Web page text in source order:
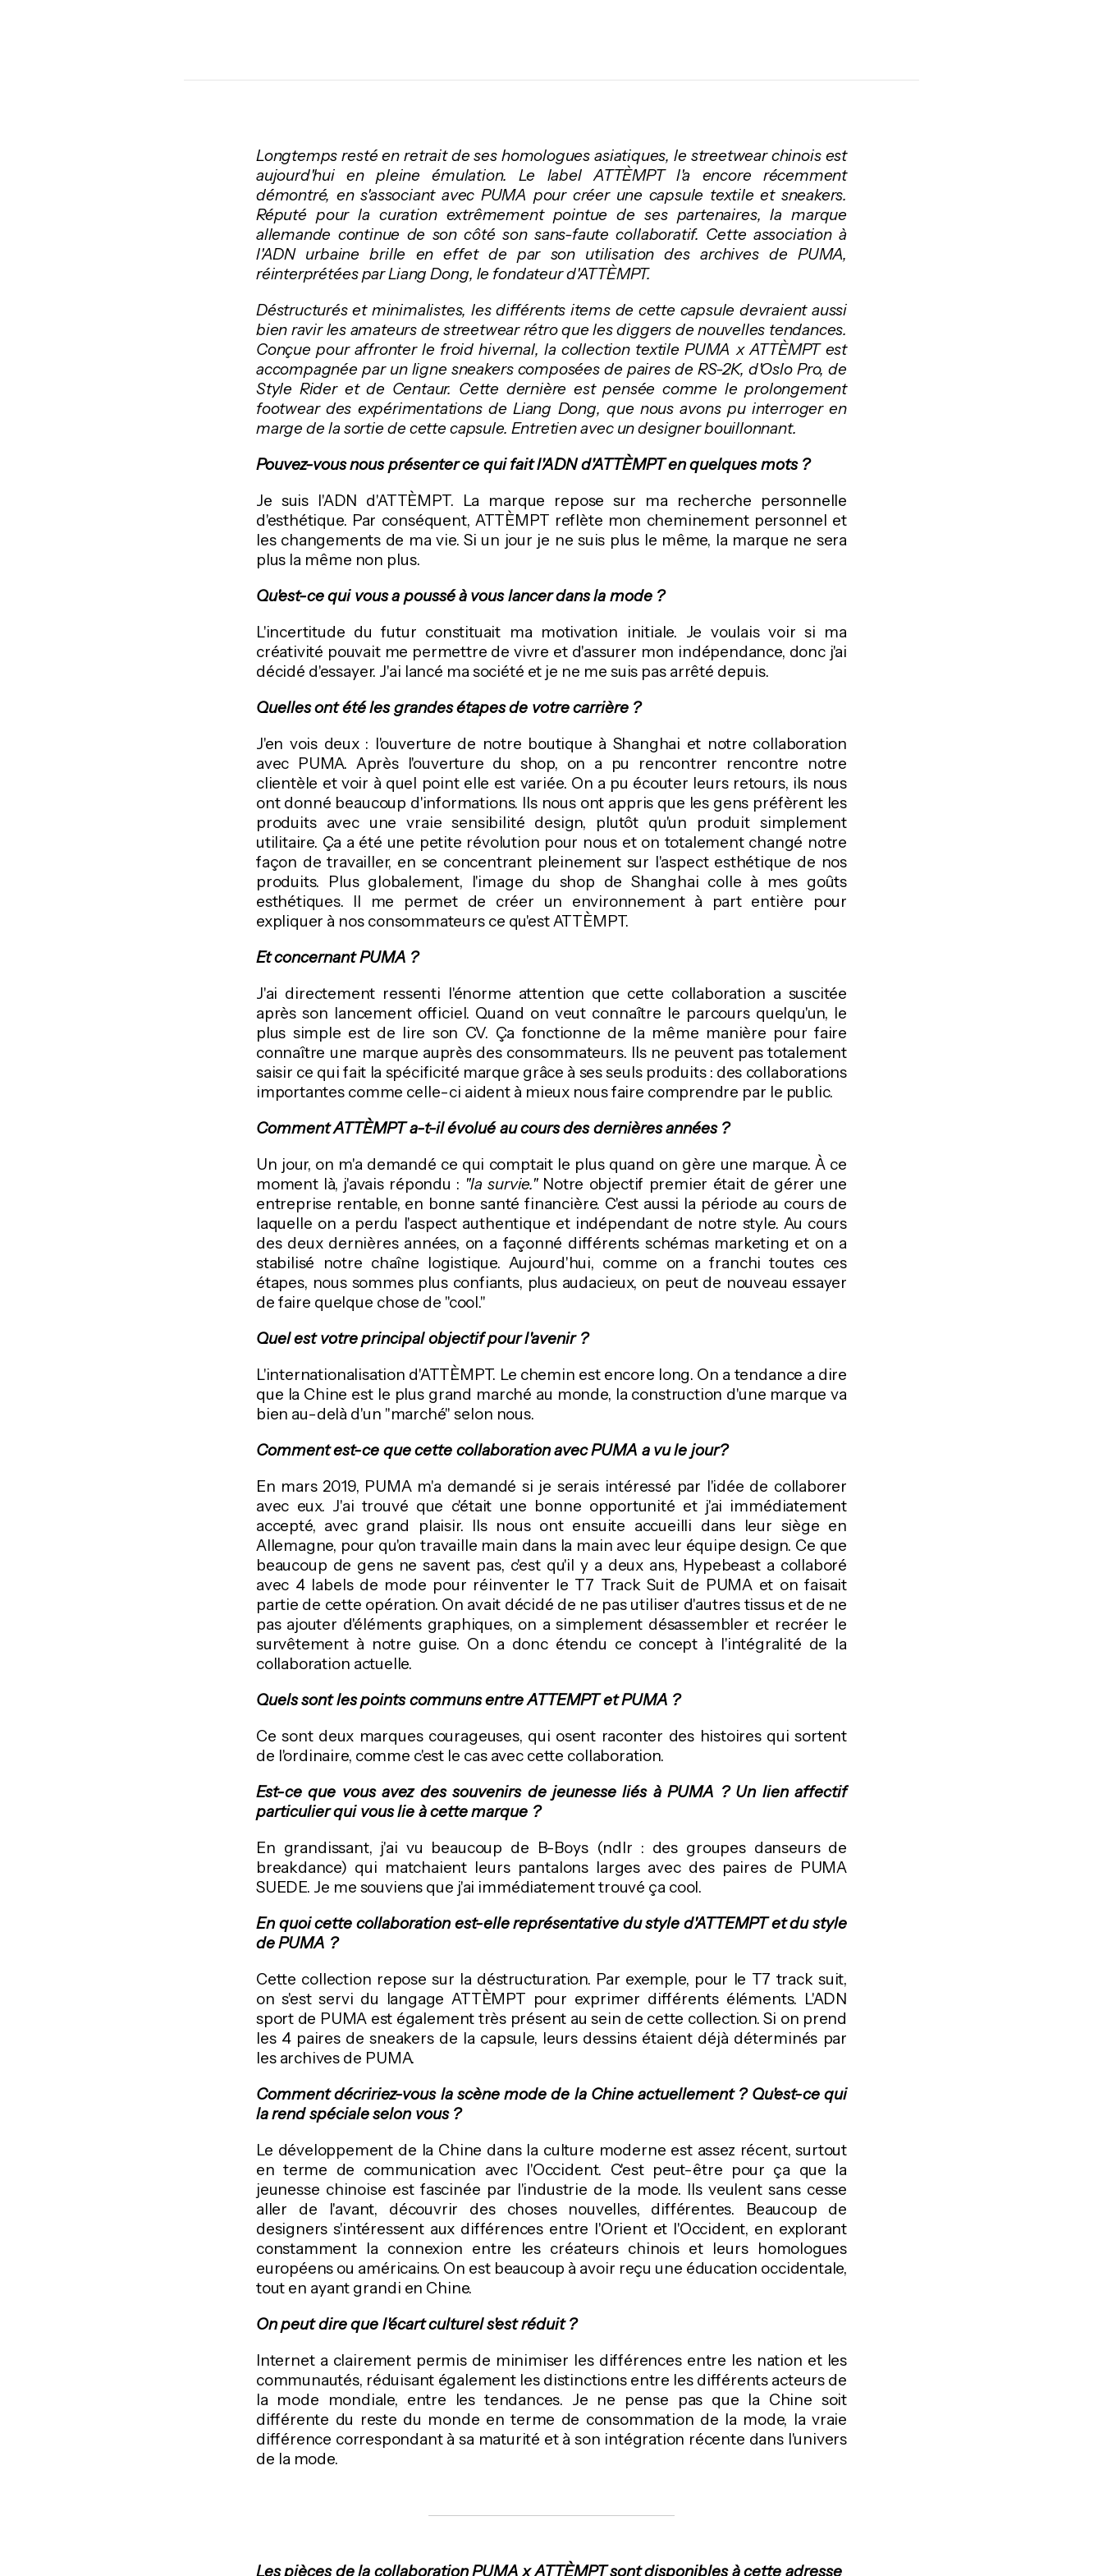
Longtemps resté en retrait de ses homologues asiatiques, le streetwear chinois est
aujourd'hui en pleine émulation. Le label ATTÈMPT l'a encore récemment
démontré, en s'associant avec PUMA pour créer une capsule textile et sneakers.
Réputé pour la curation extrêmement pointue de ses partenaires, la marque
allemande continue de son côté son sans-faute collaboratif. Cette association à
l'ADN urbaine brille en effet de par son utilisation des archives de PUMA,
réinterprétées par Liang Dong, le fondateur d'ATTÈMPT.
Déstructurés et minimalistes, les différents items de cette capsule devraient aussi
bien ravir les amateurs de streetwear rétro que les diggers de nouvelles tendances.
Conçue pour affronter le froid hivernal, la collection textile PUMA x ATTÈMPT est
accompagnée par un ligne sneakers composées de paires de RS-2K, d'Oslo Pro, de
Style Rider et de Centaur. Cette dernière est pensée comme le prolongement
footwear des expérimentations de Liang Dong, que nous avons pu interroger en
marge de la sortie de cette capsule. Entretien avec un designer bouillonnant.
Pouvez-vous nous présenter ce qui fait l'ADN d'ATTÈMPT en quelques mots ?
Je suis l'ADN d'ATTÈMPT. La marque repose sur ma recherche personnelle
d'esthétique. Par conséquent, ATTÈMPT reflète mon cheminement personnel et
les changements de ma vie. Si un jour je ne suis plus le même, la marque ne sera
plus la même non plus.
Qu'est-ce qui vous a poussé à vous lancer dans la mode ?
L'incertitude du futur constituait ma motivation initiale. Je voulais voir si ma
créativité pouvait me permettre de vivre et d'assurer mon indépendance, donc j'ai
décidé d'essayer. J'ai lancé ma société et je ne me suis pas arrêté depuis.
Quelles ont été les grandes étapes de votre carrière ?
J'en vois deux : l'ouverture de notre boutique à Shanghai et notre collaboration
avec PUMA. Après l'ouverture du shop, on a pu rencontrer rencontre notre
clientèle et voir à quel point elle est variée. On a pu écouter leurs retours, ils nous
ont donné beaucoup d'informations. Ils nous ont appris que les gens préfèrent les
produits avec une vraie sensibilité design, plutôt qu'un produit simplement
utilitaire. Ça a été une petite révolution pour nous et on totalement changé notre
façon de travailler, en se concentrant pleinement sur l'aspect esthétique de nos
produits. Plus globalement, l'image du shop de Shanghai colle à mes goûts
esthétiques. Il me permet de créer un environnement à part entière pour
expliquer à nos consommateurs ce qu'est ATTÈMPT.
Et concernant PUMA ?
J'ai directement ressenti l'énorme attention que cette collaboration a suscitée
après son lancement officiel. Quand on veut connaître le parcours quelqu'un, le
plus simple est de lire son CV. Ça fonctionne de la même manière pour faire
connaître une marque auprès des consommateurs. Ils ne peuvent pas totalement
saisir ce qui fait la spécificité marque grâce à ses seuls produits : des collaborations
importantes comme celle-ci aident à mieux nous faire comprendre par le public.
Comment ATTÈMPT a-t-il évolué au cours des dernières années ?
Un jour, on m'a demandé ce qui comptait le plus quand on gère une marque. À ce
moment là, j'avais répondu : "la survie." Notre objectif premier était de gérer une
entreprise rentable, en bonne santé financière. C'est aussi la période au cours de
laquelle on a perdu l'aspect authentique et indépendant de notre style. Au cours
des deux dernières années, on a façonné différents schémas marketing et on a
stabilisé notre chaîne logistique. Aujourd'hui, comme on a franchi toutes ces
étapes, nous sommes plus confiants, plus audacieux, on peut de nouveau essayer
de faire quelque chose de "cool."
Quel est votre principal objectif pour l'avenir ?
L'internationalisation d'ATTÈMPT. Le chemin est encore long. On a tendance a dire
que la Chine est le plus grand marché au monde, la construction d'une marque va
bien au-delà d'un "marché" selon nous.
Comment est-ce que cette collaboration avec PUMA a vu le jour?
En mars 2019, PUMA m'a demandé si je serais intéressé par l'idée de collaborer
avec eux. J'ai trouvé que c'était une bonne opportunité et j'ai immédiatement
accepté, avec grand plaisir. Ils nous ont ensuite accueilli dans leur siège en
Allemagne, pour qu'on travaille main dans la main avec leur équipe design. Ce que
beaucoup de gens ne savent pas, c'est qu'il y a deux ans, Hypebeast a collaboré
avec 4 labels de mode pour réinventer le T7 Track Suit de PUMA et on faisait
partie de cette opération. On avait décidé de ne pas utiliser d'autres tissus et de ne
pas ajouter d'éléments graphiques, on a simplement désassembler et recréer le
survêtement à notre guise. On a donc étendu ce concept à l'intégralité de la
collaboration actuelle.
Quels sont les points communs entre ATTEMPT et PUMA ?
Ce sont deux marques courageuses, qui osent raconter des histoires qui sortent
de l'ordinaire, comme c'est le cas avec cette collaboration.
Est-ce que vous avez des souvenirs de jeunesse liés à PUMA ? Un lien affectif
particulier qui vous lie à cette marque ?
En grandissant, j'ai vu beaucoup de B-Boys (ndlr : des groupes danseurs de
breakdance) qui matchaient leurs pantalons larges avec des paires de PUMA
SUEDE. Je me souviens que j'ai immédiatement trouvé ça cool.
En quoi cette collaboration est-elle représentative du style d'ATTEMPT et du style
de PUMA ?
Cette collection repose sur la déstructuration. Par exemple, pour le T7 track suit,
on s'est servi du langage ATTÈMPT pour exprimer différents éléments. L'ADN
sport de PUMA est également très présent au sein de cette collection. Si on prend
les 4 paires de sneakers de la capsule, leurs dessins étaient déjà déterminés par
les archives de PUMA.
Comment décririez-vous la scène mode de la Chine actuellement ? Qu'est-ce qui
la rend spéciale selon vous ?
Le développement de la Chine dans la culture moderne est assez récent, surtout
en terme de communication avec l'Occident. C'est peut-être pour ça que la
jeunesse chinoise est fascinée par l'industrie de la mode. Ils veulent sans cesse
aller de l'avant, découvrir des choses nouvelles, différentes. Beaucoup de
designers s'intéressent aux différences entre l'Orient et l'Occident, en explorant
constamment la connexion entre les créateurs chinois et leurs homologues
européens ou américains. On est beaucoup à avoir reçu une éducation occidentale,
tout en ayant grandi en Chine.
On peut dire que l'écart culturel s'est réduit ?
Internet a clairement permis de minimiser les différences entre les nation et les
communautés, réduisant également les distinctions entre les différents acteurs de
la mode mondiale, entre les tendances. Je ne pense pas que la Chine soit
différente du reste du monde en terme de consommation de la mode, la vraie
différence correspondant à sa maturité et à son intégration récente dans l'univers
de la mode.
Les pièces de la collaboration PUMA x ATTÈMPT sont disponibles à cette adresse